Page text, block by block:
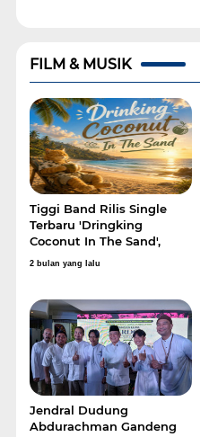
FILM & MUSIK
Tiggi Band Rilis Single
Terbaru 'Dringking
Coconut In The Sand',
Hadirkan Nuansa Reggae
2 bulan yang lalu
Jendral Dudung
Abdurachman Gandeng